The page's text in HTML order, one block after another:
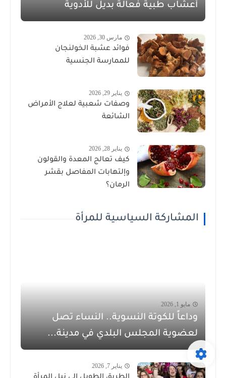
أعشاب طبية فعالة بديل للأدوية
مارس 30, 2026
فوائد عشبة الخولنجان
للممارسة الجنسية
يناير 29, 2026
وصفات شعبية لعلاج الأمراض
الشائعة
يناير 28, 2026
كيف تعالج المعدة والقولون
وإلتهابات المفاصل بقشر
الرمان؟
المشاركة السياسية للمرأة
مايو 1, 2026
وداعاً للكوتة النسوية.. النساء تصل
لعضوية المجلس البلدي في مدينة...
يناير 7, 2026